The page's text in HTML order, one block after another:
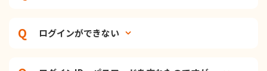
ログインができない